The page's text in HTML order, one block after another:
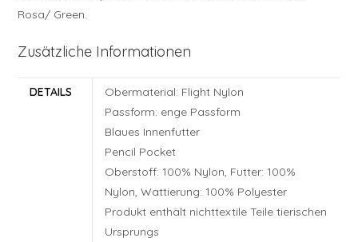
Rosa/ Green.
Zusätzliche Informationen
DETAILS
Obermaterial: Flight Nylon
Passform: enge Passform
Blaues Innenfutter
Pencil Pocket
Oberstoff: 100% Nylon, Futter: 100%
Nylon, Wattierung: 100% Polyester
Produkt enthält nichttextile Teile tierischen
Ursprungs